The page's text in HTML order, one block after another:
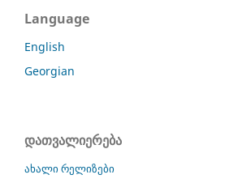
Language
English
Georgian
დათვალიერება
ახალი რელიზები